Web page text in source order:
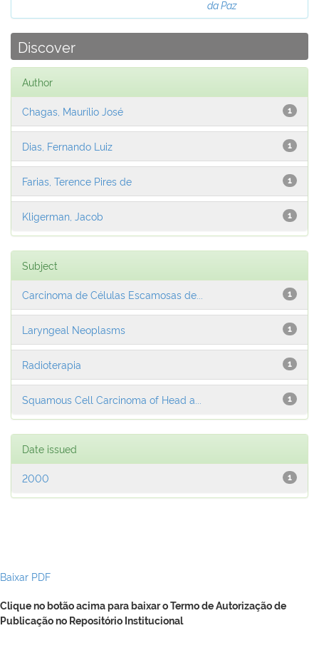
da Paz
Discover
Author
1
Chagas, Maurílio José
1
Dias, Fernando Luiz
1
Farias, Terence Pires de
1
Kligerman, Jacob
Subject
1
Carcinoma de Células Escamosas de...
1
Laryngeal Neoplasms
1
Radioterapia
1
Squamous Cell Carcinoma of Head a...
Date issued
1
2000
Baixar PDF
Clique no botão acima para baixar o Termo de Autorização de
Publicação no Repositório Institucional